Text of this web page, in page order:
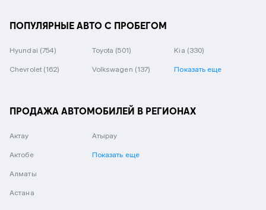
ПОПУЛЯРНЫЕ АВТО С ПРОБЕГОМ
Hyundai (754) Toyota (501) Kia (330)
Chevrolet (162) Volkswagen (137) Показать еще
ПРОДАЖА АВТОМОБИЛЕЙ В РЕГИОНАХ
Актау
Актобе
Алматы
Астана
Атырау
Показать еще